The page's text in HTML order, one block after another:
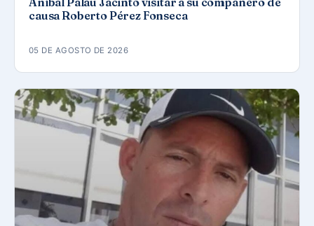
causa Roberto Pérez Fonseca
05 DE AGOSTO DE 2026